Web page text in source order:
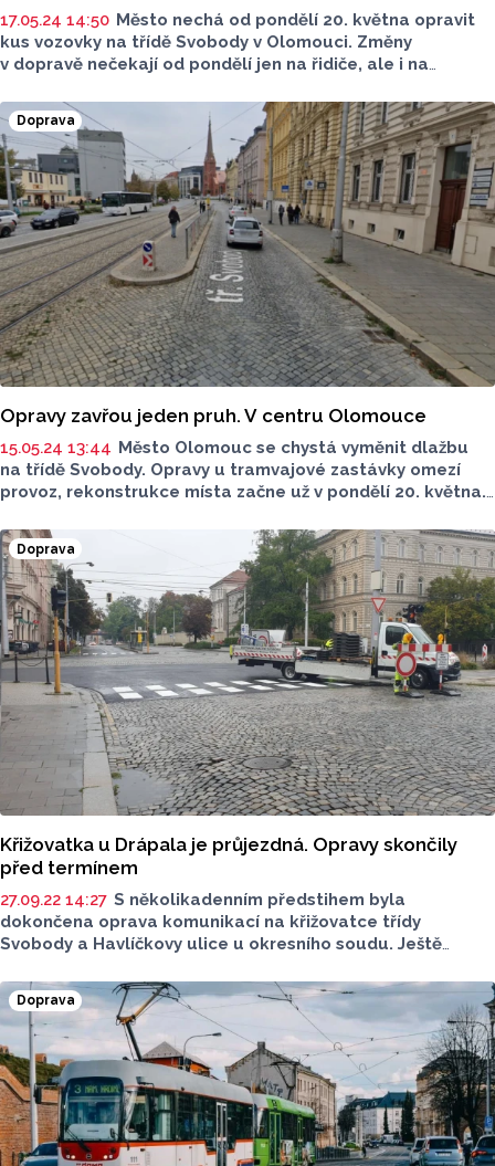
17.05.24 14:50 Město nechá od pondělí 20. května opravit
kus vozovky na třídě Svobody v Olomouci. Změny
v dopravě nečekají od pondělí jen na řidiče, ale i na
podnik města Olomouce přesune jednu ze zastávek.
Doprava
Opravy zavřou jeden pruh. V centru Olomouce
15.05.24 13:44 Město Olomouc se chystá vyměnit dlažbu
na třídě Svobody. Opravy u tramvajové zastávky omezí
provoz, rekonstrukce místa začne už v pondělí 20. května.
Doprava
Křižovatka u Drápala je průjezdná. Opravy skončily
před termínem
27.09.22 14:27 S několikadenním předstihem byla
dokončena oprava komunikací na křižovatce třídy
Svobody a Havlíčkovy ulice u okresního soudu. Ještě
motorová vozidla. Ve čtvrtek ráno se k němu přidají také
tramvaje.
Doprava